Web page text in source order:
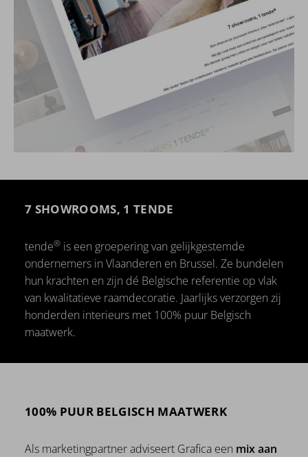
7 SHOWROOMS, 1 TENDE
tende® is een groepering van gelijkgestemde
ondernemers in Vlaanderen en Brussel. Ze bundelen
hun krachten en zijn dé Belgische referentie op vlak
van kwalitatieve raamdecoratie. Jaarlijks verzorgen zij
honderden interieurs met 100% puur Belgisch
maatwerk.
100% PUUR BELGISCH MAATWERK
Als marketingpartner adviseert Grafica een mix aan